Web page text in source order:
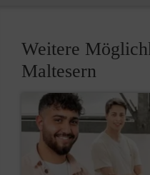
Weitere
Maltesern